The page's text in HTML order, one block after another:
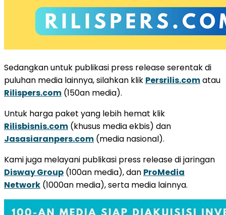
Sedangkan untuk publikasi press release serentak di
puluhan media lainnya, silahkan klik Persrilis.comatau
Rilispers.com (150an media).
Untuk harga paket yang lebih hemat klik
Rilisbisnis.com (khusus media ekbis) dan
Jasasiaranpers.com (media nasional).
Kami juga melayani publikasi press release di jaringan
Disway Group (100an media), dan ProMedia
Network (1000an media), serta media lainnya.